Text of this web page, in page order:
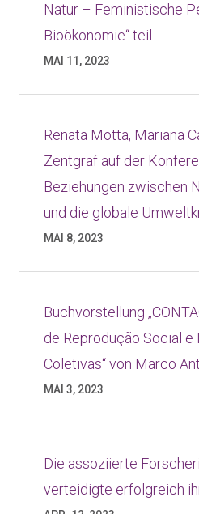
Natur – Feministische
Bioökonomie“ teil
MAI 11, 2023
Renata Motta, Mariana
Zentgraf auf der
Beziehungen zwischen
und die globale
MAI 8, 2023
Buchvorstellung
de Reprodução Social e
Coletivas“ von Marco
MAI 3, 2023
Die assoziierte
verteidigte erfolgreich